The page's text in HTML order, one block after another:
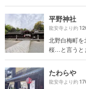
平野神社
龍安寺より約
北野白梅町
桜…と言うと
たわらや
龍安寺より約